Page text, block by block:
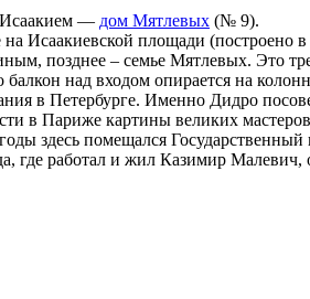
Исаакием — дом Мятлевых (№ 9).
на Исаакиевской площади (построено
позднее – семье Мятлевых. Это
над входом опирается на
в Петербурге. Именно Дидро
в Париже картины великих
здесь помещался
где работал и жил Казимир Малевич,